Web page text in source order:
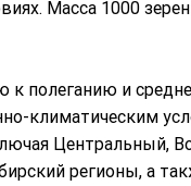
Масса 1000
к полеганию и
климатическим
Центральный,
регионы, а